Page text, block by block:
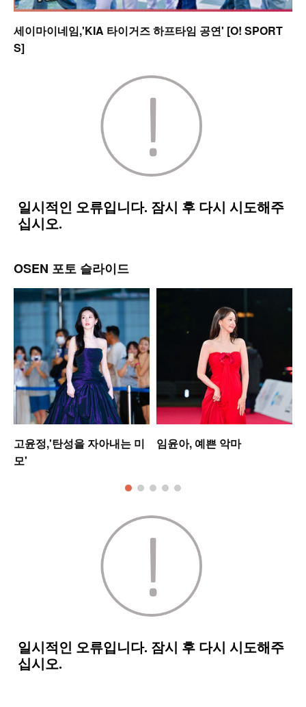
세이마이네임,'KIA 타이거즈 하프타임 공연' [O! SPORT
S]
OSEN 포토 슬라이드
고윤정,'탄성을 자아내는 미
모'
임윤아, 예쁜 악마